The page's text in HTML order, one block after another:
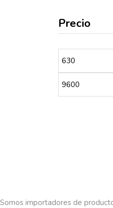
Precio
Precio
mínimo
Somos importadores de